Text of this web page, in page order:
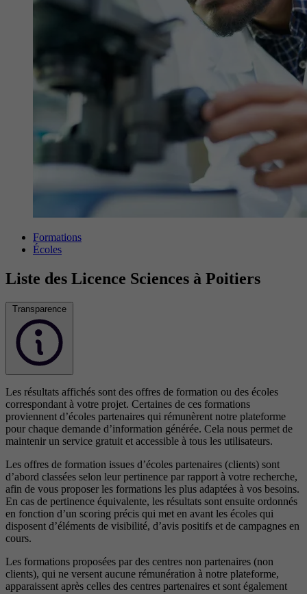
Formations
Écoles
Liste des Licence Sciences à Poitiers
Transparence
Les résultats affichés sont des offres de formation ou des écoles
correspondant à votre projet. Certaines de ces formations
proviennent d’écoles partenaires qui rémunèrent notre plateforme
pour chaque demande d’information générée. Cela nous permet de
maintenir un service gratuit et accessible à tous les utilisateurs.
Les offres de formation issues d’écoles partenaires (clients) sont
d’abord classées selon leur pertinence par rapport à votre recherche,
afin de vous proposer les formations les plus adaptées à vos besoins.
En cas de pertinence équivalente, les résultats sont ensuite ordonnés
en fonction d’un scoring précis qui met en avant les écoles qui
disposent d’éléments de visibilité, d’avis positifs et de campagnes en
cours.
Les formations proposées par des centres non partenaires (non
clients), qui ne versent aucune rémunération à notre plateforme,
apparaissent après celles des centres partenaires et sont également